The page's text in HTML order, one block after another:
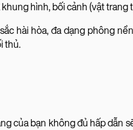
hình, bối cảnh (vật trang
hài hòa, đa dạng phông
thủ.
của bạn không đủ hấp dẫn